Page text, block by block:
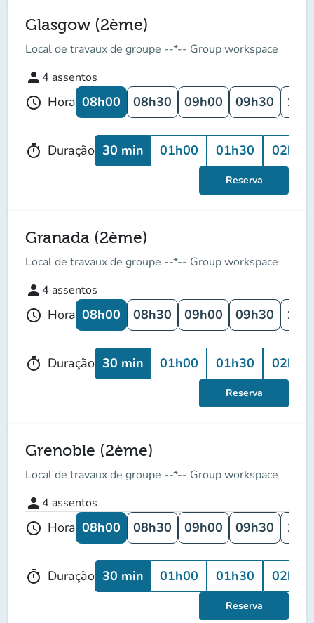
Glasgow (2ème)
Local de travaux de groupe --*-- Group workspace
person 4 assentos
schedule Hora 08h00 08h30 09h00 09h30
timer Duração 30 min 01h00 01h30 02h00
Reserva
Granada (2ème)
Local de travaux de groupe --*-- Group workspace
person 4 assentos
schedule Hora 08h00 08h30 09h00 09h30
timer Duração 30 min 01h00 01h30 02h00
Reserva
Grenoble (2ème)
Local de travaux de groupe --*-- Group workspace
person 4 assentos
schedule Hora 08h00 08h30 09h00 09h30
timer Duração 30 min 01h00 01h30 02h00
Reserva